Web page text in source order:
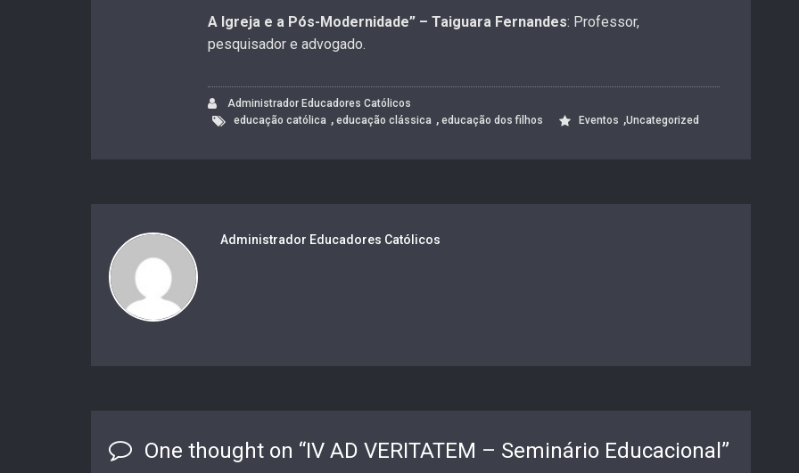
A Igreja e a Pós-Modernidade” – Taiguara Fernandes: Professor,
pesquisador e advogado.
Administrador Educadores Católicos
educação católica , educação clássica , educação dos filhos Eventos ,Uncategorized
Administrador Educadores Católicos
One thought on “IV AD VERITATEM – Seminário Educacional ”